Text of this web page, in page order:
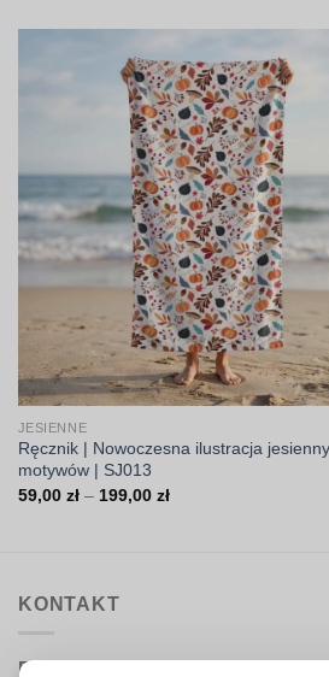
JESIENNE
Ręcznik | Nowoczesna ilustracja
motywów | SJ013
59,00 zł – 199,00 złZakres
KONTAKT
Biuro obsługi: